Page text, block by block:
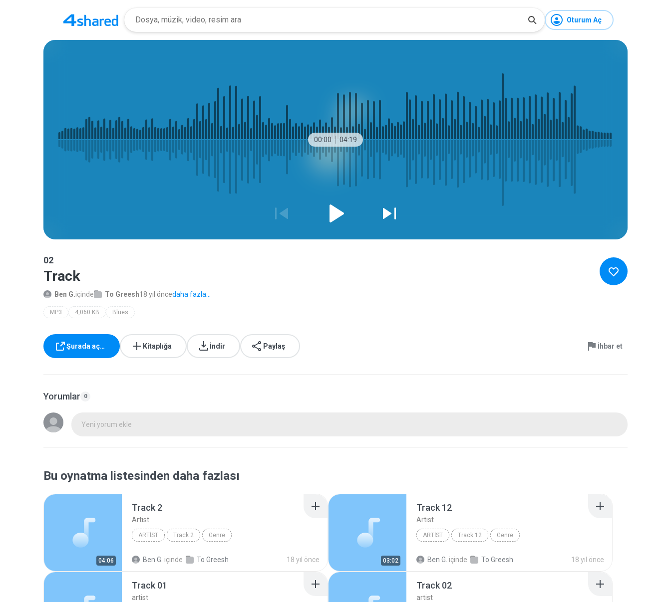
Oturum Aç
00:00 04:19
02
Track
Ben G.içinde To Greesh18 yıl öncedaha fazla...
MP3 4,060 KB Blues
Şurada aç… Kitaplığa İndir Paylaş İhbar et
Yorumlar 0
Yeni yorum ekle
Bu oynatma listesinden daha fazlası
04:06
Track 2
Artist
ARTIST Track 2 Genre
Ben G. içinde To Greesh 18 yıl önce 03:02
Track 12
Artist
ARTIST Track 12 Genre
Ben G. içinde To Greesh 18 yıl önce
Track 01
artist
Track 02
artist